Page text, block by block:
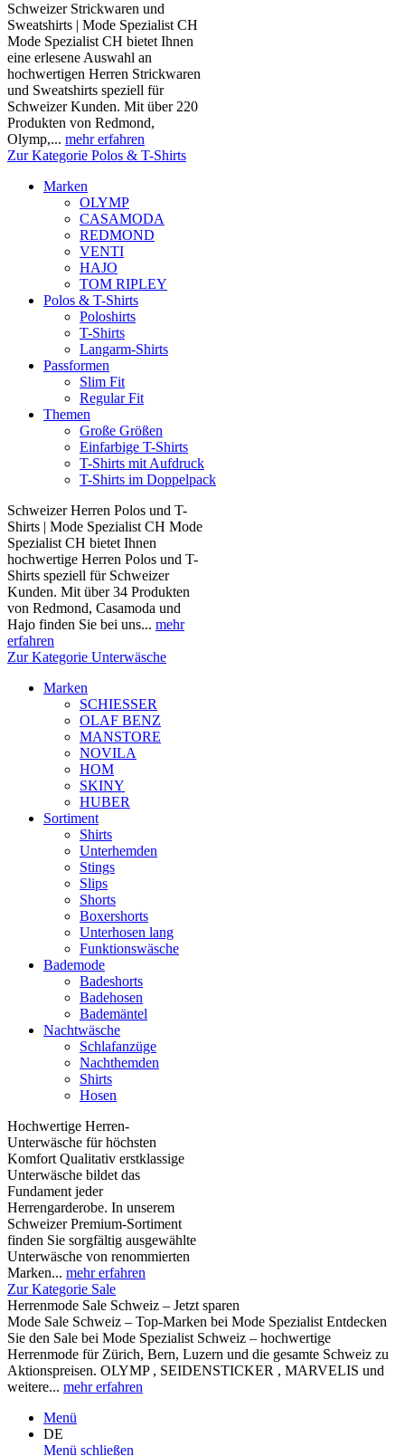
Schweizer Strickwaren und
Sweatshirts | Mode Spezialist CH
Mode Spezialist CH bietet Ihnen
eine erlesene Auswahl an
hochwertigen Herren Strickwaren
und Sweatshirts speziell für
Schweizer Kunden. Mit über 220
Produkten von Redmond,
Olymp,... mehr erfahren
Zur Kategorie Polos & T-Shirts
Marken
OLYMP
CASAMODA
REDMOND
VENTI
HAJO
TOM RIPLEY
Polos & T-Shirts
Poloshirts
T-Shirts
Langarm-Shirts
Passformen
Slim Fit
Regular Fit
Themen
Große Größen
Einfarbige T-Shirts
T-Shirts mit Aufdruck
T-Shirts im Doppelpack
Schweizer Herren Polos und T-
Shirts | Mode Spezialist CH Mode
Spezialist CH bietet Ihnen
hochwertige Herren Polos und T-
Shirts speziell für Schweizer
Kunden. Mit über 34 Produkten
von Redmond, Casamoda und
Hajo finden Sie bei uns... mehr
erfahren
Zur Kategorie Unterwäsche
Marken
SCHIESSER
OLAF BENZ
MANSTORE
NOVILA
HOM
SKINY
HUBER
Sortiment
Shirts
Unterhemden
Stings
Slips
Shorts
Boxershorts
Unterhosen lang
Funktionswäsche
Bademode
Badeshorts
Badehosen
Bademäntel
Nachtwäsche
Schlafanzüge
Nachthemden
Shirts
Hosen
Hochwertige Herren-
Unterwäsche für höchsten
Komfort Qualitativ erstklassige
Unterwäsche bildet das
Fundament jeder
Herrengarderobe. In unserem
Schweizer Premium-Sortiment
finden Sie sorgfältig ausgewählte
Unterwäsche von renommierten
Marken... mehr erfahren
Zur Kategorie Sale
Herrenmode Sale Schweiz – Jetzt sparen
Mode Sale Schweiz – Top-Marken bei Mode Spezialist Entdecken
Sie den Sale bei Mode Spezialist Schweiz – hochwertige
Herrenmode für Zürich, Bern, Luzern und die gesamte Schweiz zu
Aktionspreisen. OLYMP , SEIDENSTICKER , MARVELIS und
weitere... mehr erfahren
Menü
DE
Menü schließen